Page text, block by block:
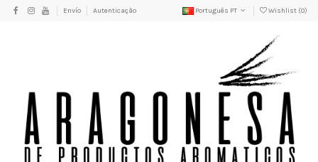
Envío Autenticação Português PT Wishlist (0)